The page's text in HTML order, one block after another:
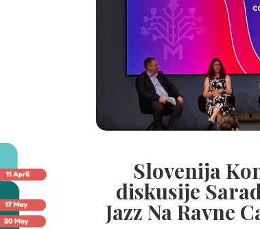
Slovenija
diskusije
Jazz Na Ravne